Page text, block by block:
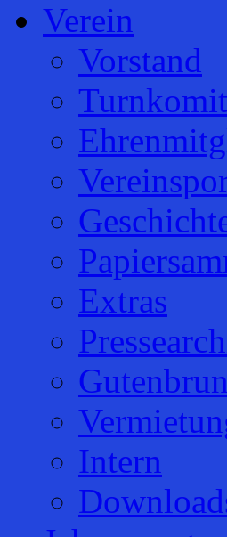
Verein
Vorstand
Extras
Intern